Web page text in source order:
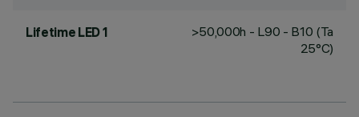
Lifetime LED 1
>50,000h - L90 - B10 (Ta
25°C)